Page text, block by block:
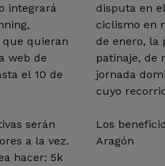
integrará
que quieran
web de
el 10 de
serán
a la vez.
hacer: 5k
disputa en
ciclismo en
de enero, la
patinaje, de
jornada
cuyo
Los
Aragón